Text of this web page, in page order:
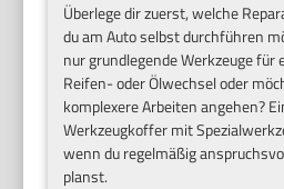
Überlege dir zuerst, welche
du am Auto selbst durchführen
nur grundlegende Werkzeuge für
Reifen- oder Ölwechsel oder
komplexere Arbeiten angehen?
Werkzeugkoffer mit
wenn du regelmäßig
planst.